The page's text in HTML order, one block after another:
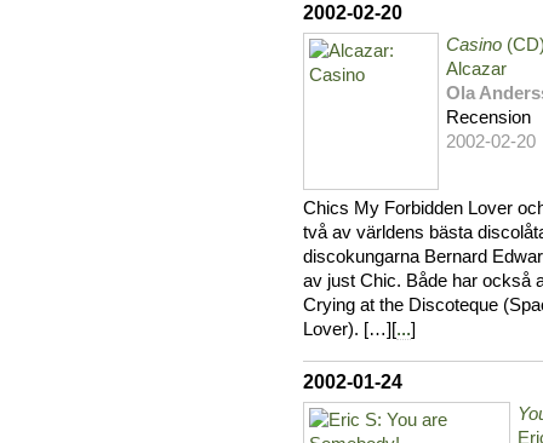
2002-02-20
Casino
Alcazar
Ola
Recension
2002-02-20
Chics My Forbidden Lover
två av världens bästa
discokungarna Bernard
av just Chic. Både har också
Crying at the Discoteque
Lover). […][...]
2002-01-24